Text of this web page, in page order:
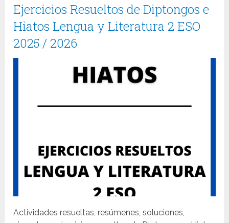
Ejercicios Resueltos de Diptongos e
Hiatos Lengua y Literatura 2 ESO
2025 / 2026
Actividades resueltas, resúmenes, soluciones,